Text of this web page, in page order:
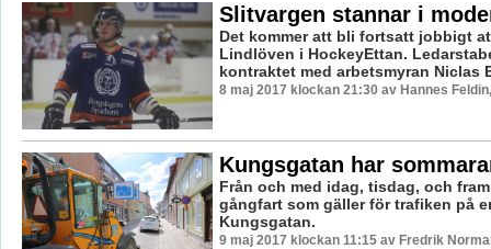
Slitvargen stannar i
Det kommer att bli fortsatt jobbigt
Lindlöven i HockeyEttan.
kontraktet med arbetsmyran Niclas
8 maj 2017 klockan 21:30 av Hannes
Kungsgatan har
Från och med idag, tisdag, och
gångfart som gäller för trafiken på
Kungsgatan.
9 maj 2017 klockan 11:15 av Fredrik